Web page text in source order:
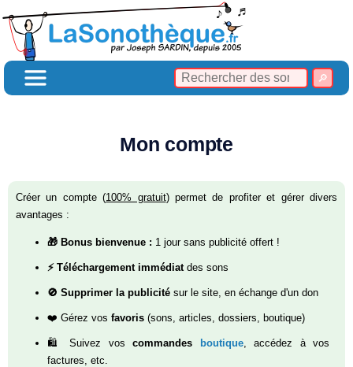
Mon compte
Créer un compte (100% gratuit) permet de profiter et gérer divers
avantages :
🎁 Bonus bienvenue : 1 jour sans publicité offert !
⚡ Téléchargement immédiatdes sons
🚫 Supprimer la publicité sur le site, en échange d'un don
❤️ Gérez vos favoris (sons, articles, dossiers, boutique)
🛍️ Suivez vos commandes boutique, accédez à vos
factures, etc.